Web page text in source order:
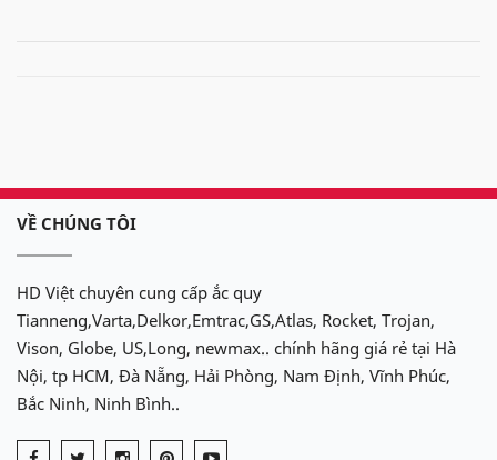
VỀ CHÚNG TÔI
HD Việt chuyên cung cấp ắc quy
Tianneng,Varta,Delkor,Emtrac,GS,Atlas, Rocket, Trojan,
Vison, Globe, US,Long, newmax.. chính hãng giá rẻ tại Hà
Nội, tp HCM, Đà Nẵng, Hải Phòng, Nam Định, Vĩnh Phúc,
Bắc Ninh, Ninh Bình..